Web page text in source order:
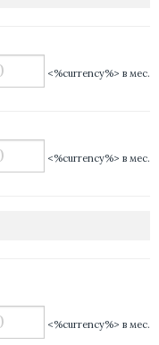
<%currency%> в мес.
<%currency%> в мес.
<%currency%> в мес.